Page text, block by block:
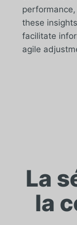
these
facilitate
agile
La
la